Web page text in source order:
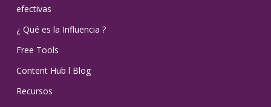
efectivas
¿ Qué es la Influencia ?
Free Tools
Content Hub l Blog
Recursos